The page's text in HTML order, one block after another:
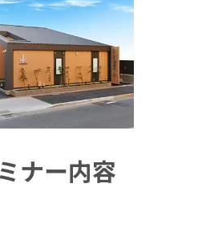
ナー内容